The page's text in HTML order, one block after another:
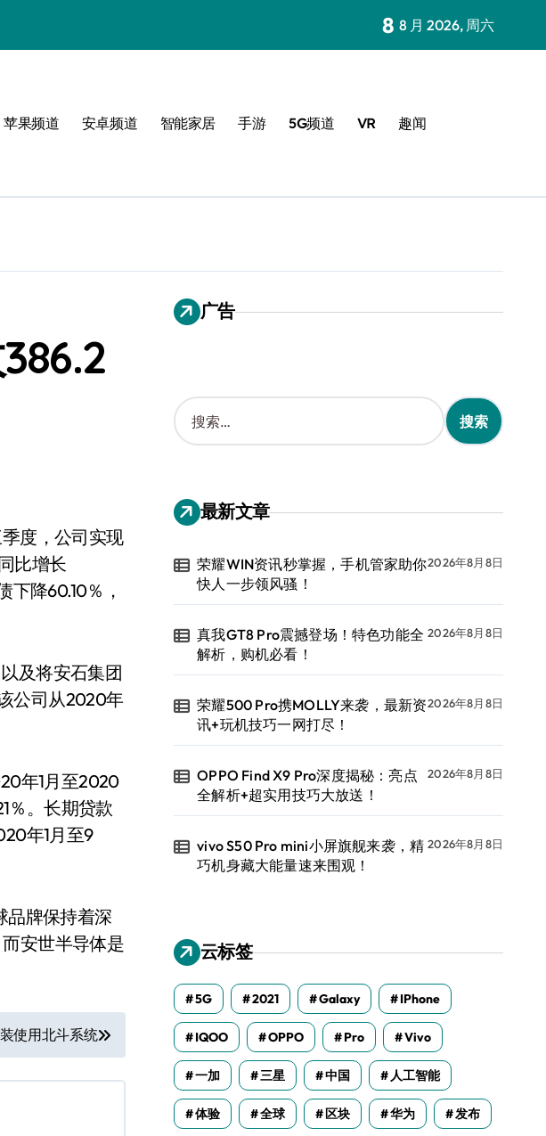
8 8 月 2026, 周六
苹果频道 安卓频道 智能家居 手游 5G频道 VR 趣闻
比增长
降60.10％，
及将安石集团
公司从2020年
年1月至2020
％。长期贷款
年1月至9
品牌保持着深
安世半导体是
使用北斗系统
广告
搜
索
：
最新文章
荣耀WIN资讯秒掌握，手机管家助你
快人一步领风骚！
2026年8月8日
真我GT8 Pro震撼登场！特色功能全
解析，购机必看！
2026年8月8日
荣耀500 Pro携MOLLY来袭，最新资
讯+玩机技巧一网打尽！
2026年8月8日
OPPO Find X9 Pro深度揭秘：亮点
全解析+超实用技巧大放送！
2026年8月8日
vivo S50 Pro mini小屏旗舰来袭，精
巧机身藏大能量速来围观！
2026年8月8日
云标签
5G 2021 Galaxy IPhone
IQOO OPPO Pro Vivo
一加 三星 中国 人工智能
体验 全球 区块 华为 发布